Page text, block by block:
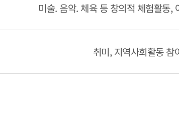
미술. 음악. 체육 등 창의적 체험활동,
취미, 지역사회활동 참